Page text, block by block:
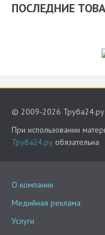
ПОСЛЕДНИЕ
© 2009-2026 Труба24.ру
При использовании
Труба24.ру обязательна
О компании
Медийная реклама
Услуги